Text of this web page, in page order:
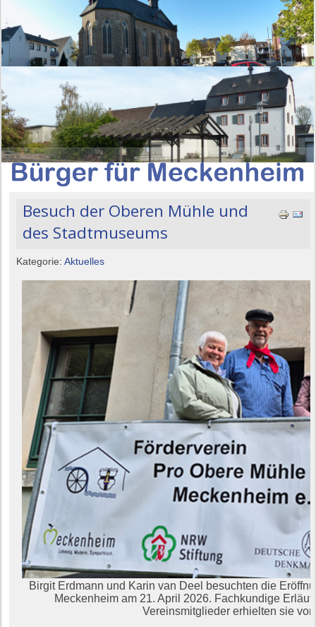
Besuch der Oberen Mühle und
des Stadtmuseums
Kategorie:Aktuelles
Birgit Erdmann und Karin van Deel besuchten die
Meckenheim am 21. April 2026. Fachkundige
Vereinsmitglieder erhielten sie